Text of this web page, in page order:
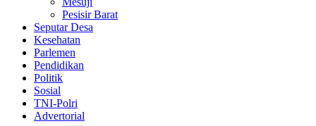
Pesisir Barat
Seputar Desa
Kesehatan
Parlemen
Pendidikan
Politik
Sosial
TNI-Polri
Advertorial